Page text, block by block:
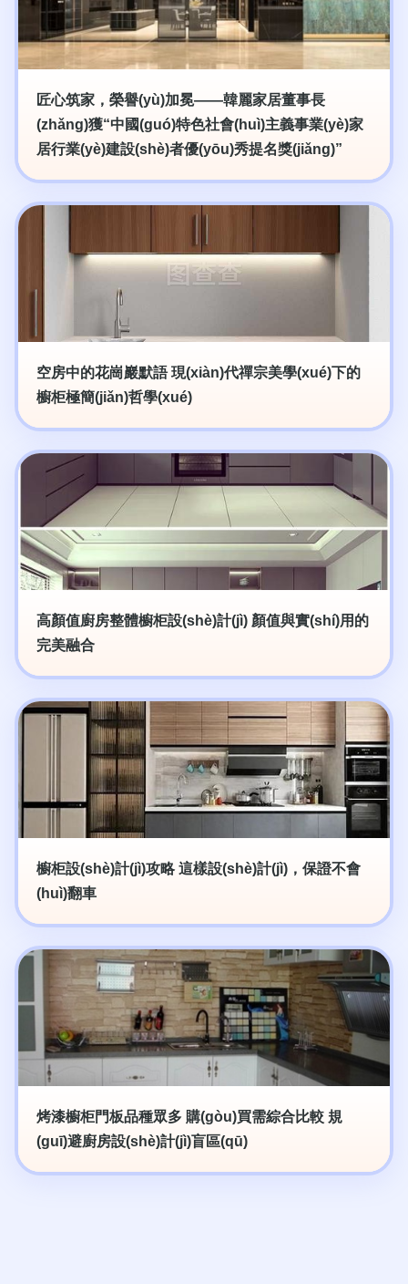
匠心筑家，榮譽(yù)加冕——韓麗家居董事長
(zhǎng)獲“中國(guó)特色社會(huì)主義事業(yè)家
居行業(yè)建設(shè)者優(yōu)秀提名獎(jiǎng)”
空房中的花崗巖默語 現(xiàn)代禪宗美學(xué)下的
櫥柜極簡(jiǎn)哲學(xué)
高顏值廚房整體櫥柜設(shè)計(jì) 顏值與實(shí)用的
完美融合
櫥柜設(shè)計(jì)攻略 這樣設(shè)計(jì)，保證不會
(huì)翻車
烤漆櫥柜門板品種眾多 購(gòu)買需綜合比較 規
(guī)避廚房設(shè)計(jì)盲區(qū)